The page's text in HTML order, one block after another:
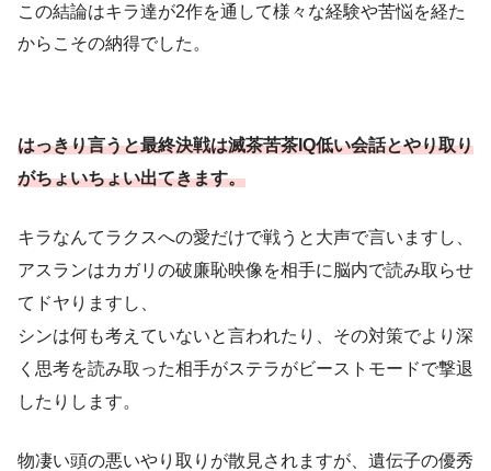
この結論はキラ達が2作を通して様々な経験や苦悩を経た
からこその納得でした。
はっきり言うと最終決戦は滅茶苦茶IQ低い会話とやり取り
がちょいちょい出てきます。
キラなんてラクスへの愛だけで戦うと大声で言いますし、
アスランはカガリの破廉恥映像を相手に脳内で読み取らせ
てドヤりますし、
シンは何も考えていないと言われたり、その対策でより深
く思考を読み取った相手がステラがビーストモードで撃退
したりします。
物凄い頭の悪いやり取りが散見されますが、遺伝子の優秀